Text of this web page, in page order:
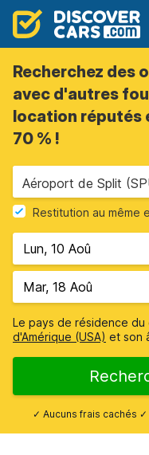
Recherchez des
avec d'autres
location réputés
70 % !
Aéroport de Split
Restitution au même
Le pays de résidence
d'Amérique (USA) et son
✓ Aucuns frais cachés